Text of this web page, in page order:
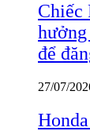
Chiếc
để
27/07/